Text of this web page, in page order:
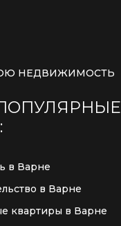
НЕДВИЖИМОСТЬ
в Варне
в Варне
квартиры в Варне